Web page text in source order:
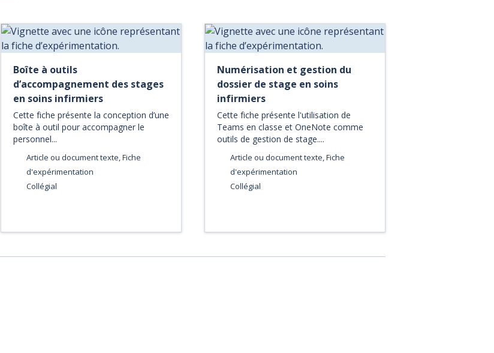
Boîte à outils
d’accompagnement des stages
en soins infirmiers
Cette fiche présente la conception d’une
boîte à outil pour accompagner le
personnel...
Article ou document texte, Fiche
d'expérimentation
Collégial
Numérisation et gestion du
dossier de stage en soins
infirmiers
Cette fiche présente l'utilisation de
Teams en classe et OneNote comme
outils de gestion de stage....
Article ou document texte, Fiche
d'expérimentation
Collégial